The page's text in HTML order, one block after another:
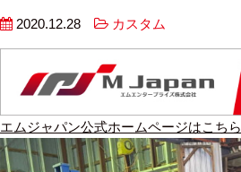
2020.12.28 カスタム
エムジャパン公式ホームページはこちら